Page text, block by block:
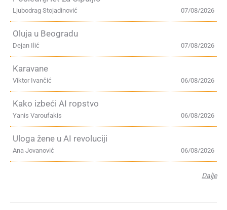
07/08/2026
Ljubodrag Stojadinović
Oluja u Beogradu
07/08/2026
Dejan Ilić
Karavane
06/08/2026
Viktor Ivančić
Kako izbeći AI ropstvo
06/08/2026
Yanis Varoufakis
Uloga žene u AI revoluciji
06/08/2026
Ana Jovanović
Dalje